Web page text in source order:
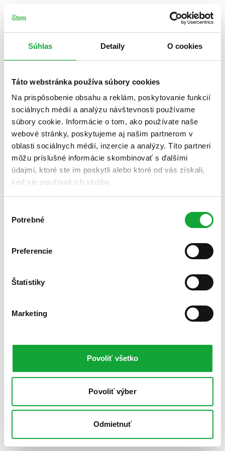
Súhlas Detaily O cookies
Táto webstránka používa súbory cookies
Na prispôsobenie obsahu a reklám, poskytovanie funkcií
sociálnych médií a analýzu návštevnosti používame
súbory cookie. Informácie o tom, ako používate naše
webové stránky, poskytujeme aj našim partnerom v
oblasti sociálnych médií, inzercie a analýzy. Títo partneri
môžu príslušné informácie skombinovať s ďalšími
údajmi, ktoré ste im poskytli alebo ktoré od vás získali,
keď ste používali ich služby.
súhlasu
Potrebné
Preferencie
Štatistiky
Marketing
Povoliť všetko
Povoliť výber
Odmietnuť